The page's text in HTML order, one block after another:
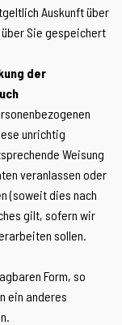
Auskunft über
Sie gespeichert
der
unrichtig
Weisung
veranlassen oder
(soweit dies nach
gilt, sofern wir
sollen.
Form, so
ein anderes